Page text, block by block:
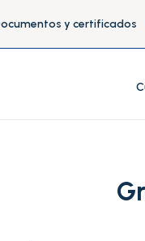
y certificados